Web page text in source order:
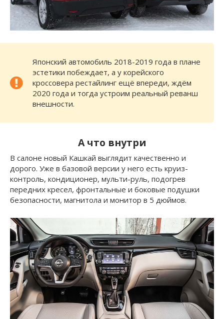
Японский автомобиль 2018-2019 года в плане
эстетики побеждает, а у корейского
кроссовера рестайлинг ещё впереди, ждём
2020 года и тогда устроим реальный реванш
внешности.
А что внутри
В салоне новый Кашкай выглядит качественно и
дорого. Уже в базовой версии у него есть круиз-
контроль, кондиционер, мульти-руль, подогрев
передних кресел, фронтальные и боковые подушки
безопасности, магнитола и монитор в 5 дюймов.